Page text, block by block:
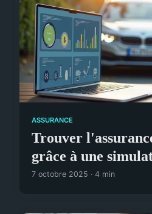
ASSURANCE
Trouver
grâce à une
7 octobre 2025 · 4 min